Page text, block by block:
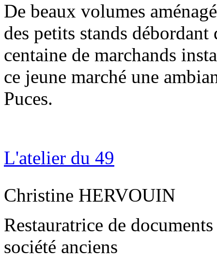
De beaux volumes
des petits stands
centaine de marchands
ce jeune marché une
Puces.
L'atelier du 49
Christine HERVOUIN
Restauratrice de
société anciens